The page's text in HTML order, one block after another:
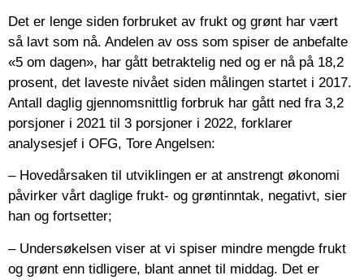
Det er lenge siden forbruket av frukt og grønt har vært
så lavt som nå. Andelen av oss som spiser de anbefalte
«5 om dagen», har gått betraktelig ned og er nå på 18,2
prosent, det laveste nivået siden målingen startet i 2017.
Antall daglig gjennomsnittlig forbruk har gått ned fra 3,2
porsjoner i 2021 til 3 porsjoner i 2022, forklarer
analysesjef i OFG, Tore Angelsen:
– Hovedårsaken til utviklingen er at anstrengt økonomi
påvirker vårt daglige frukt- og grøntinntak, negativt, sier
han og fortsetter;
– Undersøkelsen viser at vi spiser mindre mengde frukt
og grønt enn tidligere, blant annet til middag. Det er